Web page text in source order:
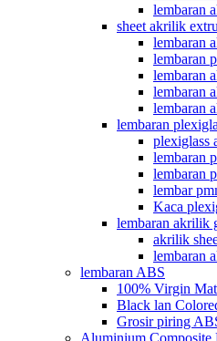
lembaran
sheet akrilik
lembaran
lembaran
lembaran
lembaran
lembaran
lembaran
plexiglass
lembaran
lembaran
lembar
Kaca
lembaran akrilik
akrilik
lembaran
lembaran ABS
100% Virgin
Black lan
Grosir piring
Aluminium Composite